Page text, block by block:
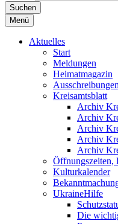
Suchen
Menü
Aktuelles
Start
Meldungen
Heimatmagazin
Ausschreibungen
Kreisamtsblatt
Archiv
Archiv
Archiv
Archiv
Archiv
Öffnungszeiten,
Kulturkalender
UkraineHilfe
Die